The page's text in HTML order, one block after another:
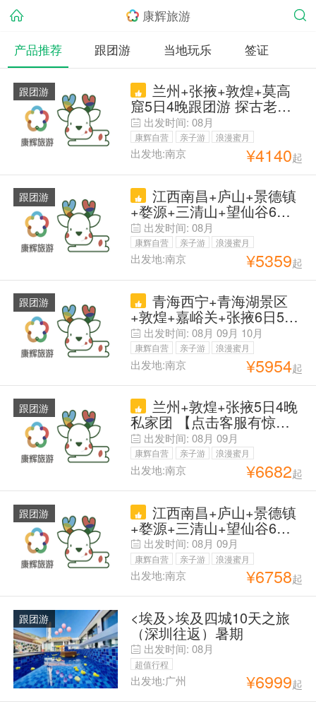
康辉旅游
产品推荐
跟团游 当地玩乐 签证
跟团游 兰州+张掖+敦煌+莫高
窟5日4晚跟团游 探古老丝
绸之路-真纯玩【甄选酒
店】鸣沙山月牙泉-七彩丹
霞-天下雄关&嘉峪关—深度
体验西北美景、人文敦煌、
丝路佛窟—【玩转甘肃全线
+24H旅行管家+优秀导游】
出发时间: 08月
康辉自营 亲子游
浪漫蜜月
父母安心游
出发地:南京 ¥4140起
跟团游 江西南昌+庐山+景德镇
+婺源+三清山+望仙谷6日5
晚跟团游 【自营热卖·望仙
谷住仙宿】20人团『满13
人升级2+1头等舱大巴 』庐
山瀑布+篁岭古村+打卡无
语佛 享双夜景&宿景区内
【网红婺女洲+仙侠望仙
谷】24H接送
出发时间: 08月
康辉自营 亲子游
浪漫蜜月
父母安心游
出发地:南京 ¥5359起
跟团游 青海西宁+青海湖景区
+敦煌+嘉峪关+张掖6日5晚
拼小团 早定买贵退（除机
票）【省时甘青PLUS】封
顶8人团#特种兵之甘青环线
#优选 区间升1段动车 省时
不少景『兰州西宁升级万达
文华』儿童赠早【景点大门
票全含】单人可拼房
出发时间: 08月 09月 10月
康辉自营 亲子游
浪漫蜜月
父母安心游
出发地:南京 ¥5954起
跟团游 兰州+敦煌+张掖5日4晚
私家团 【点击客服有惊
喜】【敦进兰出】 全程臻
选酒店 玩沙赏窟 A线产品
指定酒店 B线兰州进敦煌出
24小时目的地专车接送机
+24小时微信客服管家【爆
品】
出发时间: 08月 09月
康辉自营 亲子游
浪漫蜜月
父母安心游
出发地:南京 ¥6682起
跟团游 江西南昌+庐山+景德镇
+婺源+三清山+望仙谷6日5
晚私家团 【晒秋赏枫·赠陶
艺体验·赏非遗打铁花】1单
1团· 司导专车服务· 奢宿 婺
女洲+望仙双夜景+秀美三
山赏日落+China文化· 瓷都
景德镇
出发时间: 08月 09月
康辉自营 亲子游
浪漫蜜月
父母安心游
出发地:南京 ¥6758起
跟团游 <埃及>埃及四城10天之旅
（深圳往返）暑期
出发时间: 08月
超值行程
出发地:广州 ¥6999起